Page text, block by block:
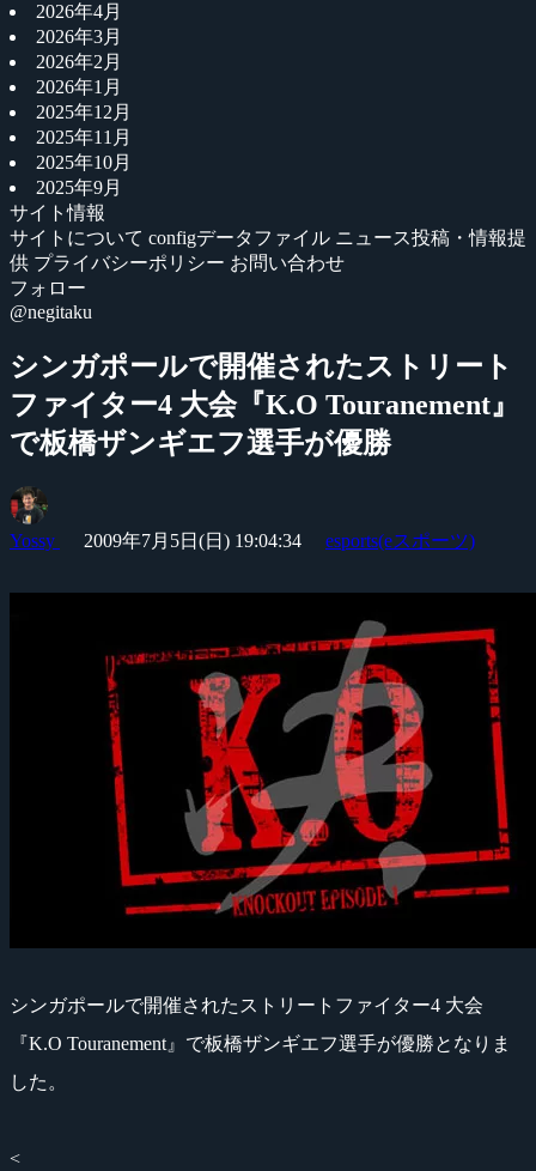
2026年4月
2026年3月
2026年2月
2026年1月
2025年12月
2025年11月
2025年10月
2025年9月
サイト情報
サイトについて configデータファイル ニュース投稿・情報提
供 プライバシーポリシー お問い合わせ
フォロー
@negitaku
シンガポールで開催されたストリート
ファイター4 大会『K.O Touranement』
で板橋ザンギエフ選手が優勝
Yossy 2009年7月5日(日) 19:04:34 esports(eスポーツ)
シンガポールで開催されたストリートファイター4 大会
『K.O Touranement』で板橋ザンギエフ選手が優勝となりま
した。
<